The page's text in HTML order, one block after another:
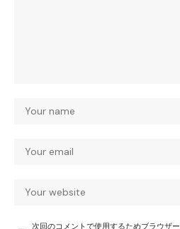
次回のコメントで使用するためブラウザ